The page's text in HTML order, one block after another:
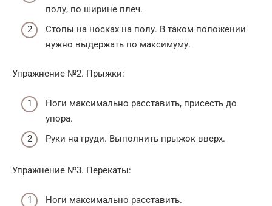
полу, по ширине плеч.
Стопы на носках на полу. В таком положении
нужно выдержать по максимуму.
Упражнение №2. Прыжки:
Ноги максимально расставить, присесть до
упора.
Руки на груди. Выполнить прыжок вверх.
Упражнение №3. Перекаты:
Ноги максимально расставить.